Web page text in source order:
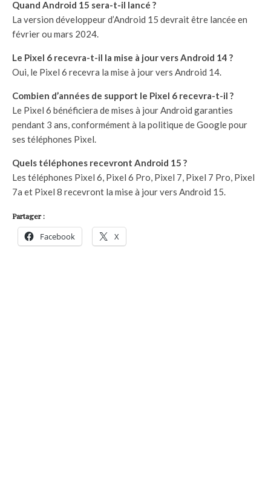
Quand Android 15 sera-t-il lancé ?
La version développeur d’Android 15 devrait être lancée en
février ou mars 2024.
Le Pixel 6 recevra-t-il la mise à jour vers Android 14 ?
Oui, le Pixel 6 recevra la mise à jour vers Android 14.
Combien d’années de support le Pixel 6 recevra-t-il ?
Le Pixel 6 bénéficiera de mises à jour Android garanties
pendant 3 ans, conformément à la politique de Google pour
ses téléphones Pixel.
Quels téléphones recevront Android 15 ?
Les téléphones Pixel 6, Pixel 6 Pro, Pixel 7, Pixel 7 Pro, Pixel
7a et Pixel 8 recevront la mise à jour vers Android 15.
Partager :
Facebook X